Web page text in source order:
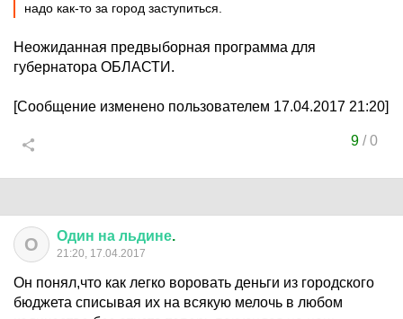
надо как-то за город заступиться.
Неожиданная предвыборная программа для
губернатора ОБЛАСТИ.
[Сообщение изменено пользователем 17.04.2017 21:20]
9/0
О Один на льдине.
21:20, 17.04.2017
Он понял,что как легко воровать деньги из городского
бюджета списывая их на всякую мелочь в любом